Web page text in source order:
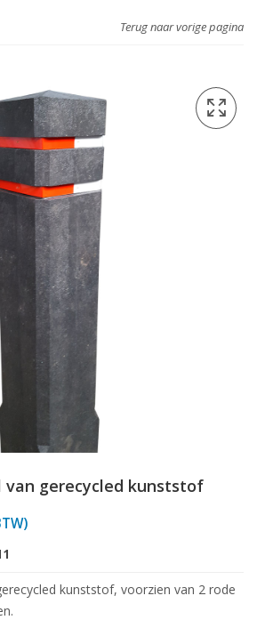
Terug naar vorige pagina
van gerecycled kunststof
kunststof, voorzien van 2 rode